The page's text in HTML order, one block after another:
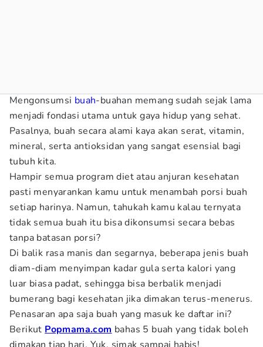
Mengonsumsi buah-buahan memang sudah sejak lama
menjadi fondasi utama untuk gaya hidup yang sehat.
Pasalnya, buah secara alami kaya akan serat, vitamin,
mineral, serta antioksidan yang sangat esensial bagi
tubuh kita.
Hampir semua program diet atau anjuran kesehatan
pasti menyarankan kamu untuk menambah porsi buah
setiap harinya. Namun, tahukah kamu kalau ternyata
tidak semua buah itu bisa dikonsumsi secara bebas
tanpa batasan porsi?
Di balik rasa manis dan segarnya, beberapa jenis buah
diam-diam menyimpan kadar gula serta kalori yang
luar biasa padat, sehingga bisa berbalik menjadi
bumerang bagi kesehatan jika dimakan terus-menerus.
Penasaran apa saja buah yang masuk ke daftar ini?
Berikut Popmama.com bahas 5 buah yang tidak boleh